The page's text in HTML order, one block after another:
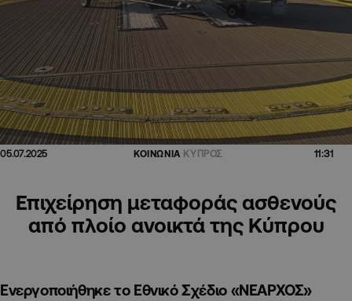
05.07.2025 ΚΟΙΝΩΝΙΑ ΚΥΠΡΟΣ 11:31
Επιχείρηση μεταφοράς ασθενούς
από πλοίο ανοικτά της Κύπρου
Ενεργοποιήθηκε το Εθνικό Σχέδιο «ΝΕΑΡΧΟΣ»